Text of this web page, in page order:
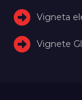
Vigneta
Vignete